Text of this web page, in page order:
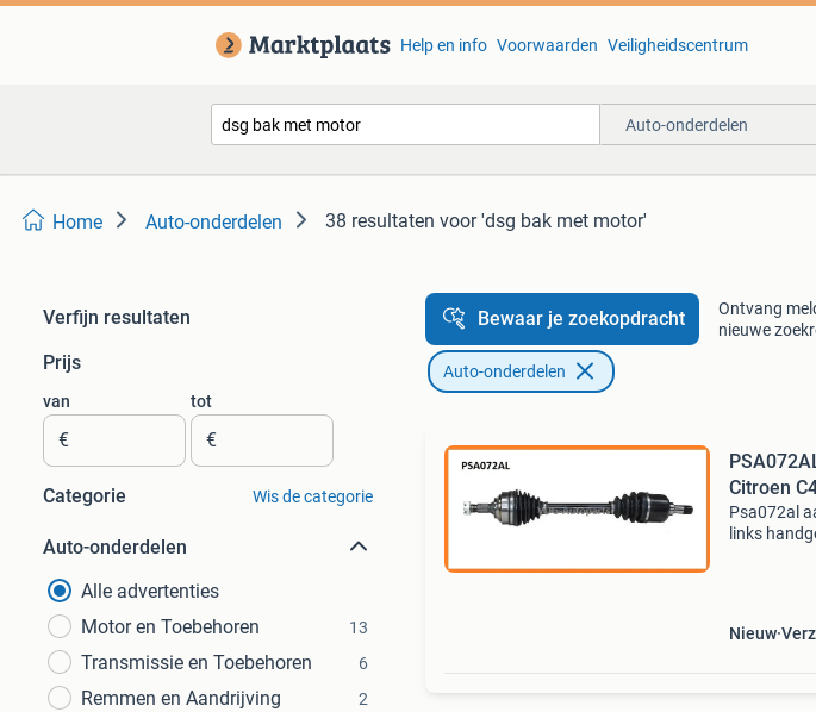
Help en info Voorwaarden Veiligheidscentrum
Auto-onderdelen
Home Auto-onderdelen 38 resultaten voor 'dsg bak met motor'
Verfijn resultaten
Prijs
van
€
tot
€
Categorie Wis de categorie
Auto-onderdelen
Alle advertenties
Motor en Toebehoren
13
Transmissie en Toebehoren 6
Remmen en Aandrijving 2
Bewaar je zoekopdracht
Ontvang
nieuwe
Auto-onderdelen
Citroen
Psa072al
links
Nieuw